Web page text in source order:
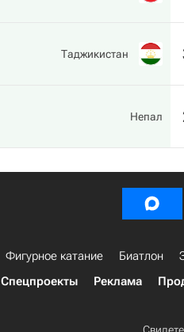
Таджикистан
Непал
Фигурное катание Биатлон
Спецпроекты
Реклама